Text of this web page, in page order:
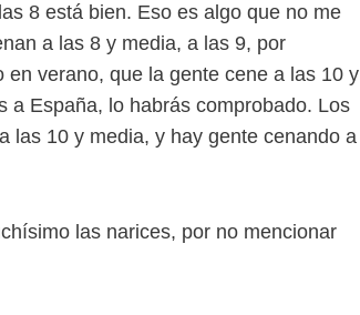
8 está bien. Eso es algo que no me
a las 8 y media, a las 9, por
verano, que la gente cene a las 10 y
a España, lo habrás comprobado. Los
las 10 y media, y hay gente cenando a
las narices, por no mencionar